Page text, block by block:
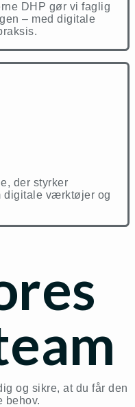
DHP gør vi faglig
– med digitale
der styrker
digitale værktøjer og
og sikre, at du får den
behov.